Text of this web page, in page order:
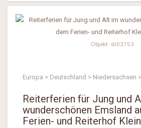
Objekt: dr03753
Europa > Deutschland > Niedersachsen
Reiterferien für Jung und
wunderschönen Emsland
Ferien- und Reiterhof